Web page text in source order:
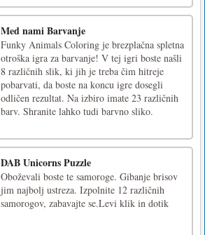
Med nami Barvanje
Funky Animals Coloring je brezplačna spletna
otroška igra za barvanje! V tej igri boste našli
8 različnih slik, ki jih je treba čim hitreje
pobarvati, da boste na koncu igre dosegli
odličen rezultat. Na izbiro imate 23 različnih
barv. Shranite lahko tudi barvno sliko.
DAB Unicorns Puzzle
Oboževali boste te samoroge. Gibanje brisov
jim najbolj ustreza. Izpolnite 12 različnih
samorogov, zabavajte se.Levi klik in dotik